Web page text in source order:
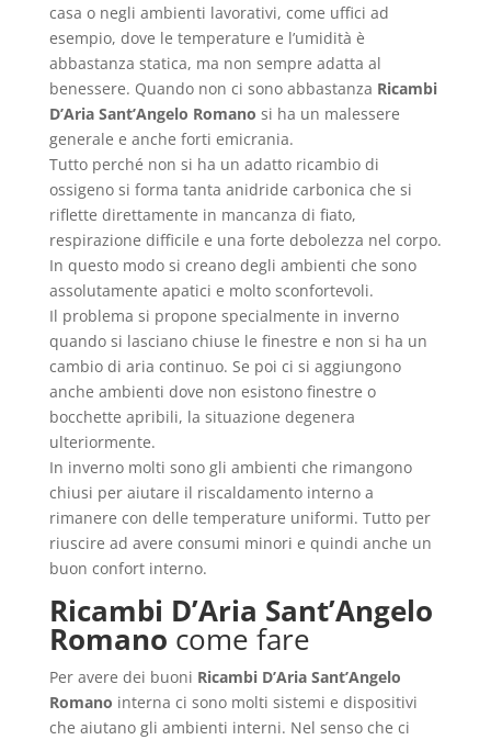
casa o negli ambienti lavorativi, come uffici ad
esempio, dove le temperature e l’umidità è
abbastanza statica, ma non sempre adatta al
benessere. Quando non ci sono abbastanza Ricambi
D’Aria Sant’Angelo Romano si ha un malessere
generale e anche forti emicrania.
Tutto perché non si ha un adatto ricambio di
ossigeno si forma tanta anidride carbonica che si
riflette direttamente in mancanza di fiato,
respirazione difficile e una forte debolezza nel corpo.
In questo modo si creano degli ambienti che sono
assolutamente apatici e molto sconfortevoli.
Il problema si propone specialmente in inverno
quando si lasciano chiuse le finestre e non si ha un
cambio di aria continuo. Se poi ci si aggiungono
anche ambienti dove non esistono finestre o
bocchette apribili, la situazione degenera
ulteriormente.
In inverno molti sono gli ambienti che rimangono
chiusi per aiutare il riscaldamento interno a
rimanere con delle temperature uniformi. Tutto per
riuscire ad avere consumi minori e quindi anche un
buon confort interno.
Ricambi D’Aria Sant’Angelo
Romano come fare
Per avere dei buoni Ricambi D’Aria Sant’Angelo
Romano interna ci sono molti sistemi e dispositivi
che aiutano gli ambienti interni. Nel senso che ci